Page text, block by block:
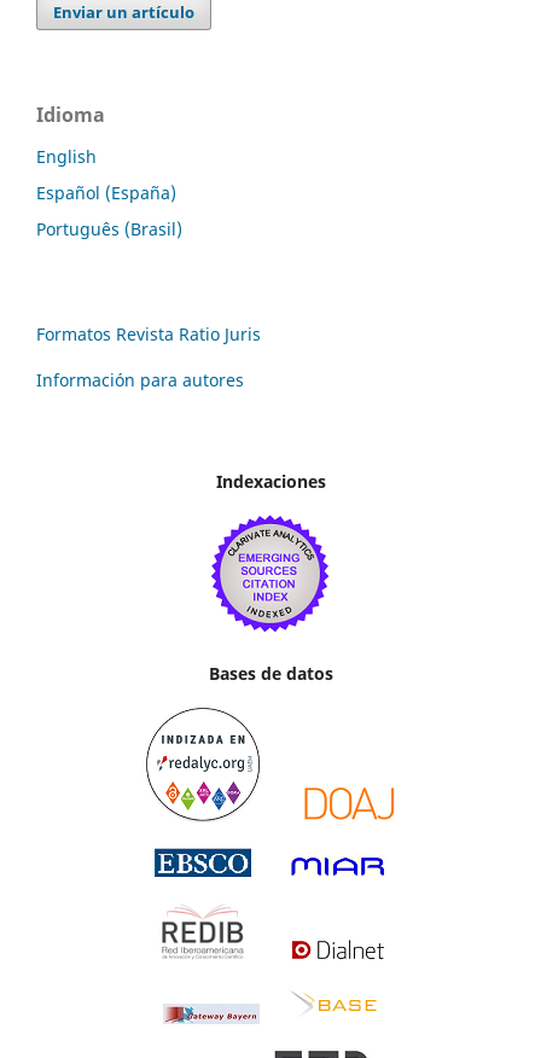
Enviar un artículo
Idioma
English
Español (España)
Português (Brasil)
Formatos Revista Ratio Juris
Información para autores
Indexaciones
Bases de datos